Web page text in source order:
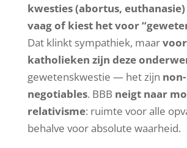
kwesties (abortus,
vaag of kiest het voor
Dat klinkt sympathiek, maarvoor
katholieken zijn deze
gewetenskwestie — het zijn non-
negotiables. BBB neigt naar
relativisme: ruimte voor alle
behalve voor absolute waarheid.